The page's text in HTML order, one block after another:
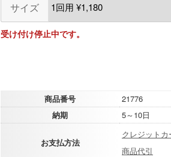
サイズ
受け付け停止中です。
商品番号
21776
納期
5～10日
お支払方法
クレジットカ
商品代引